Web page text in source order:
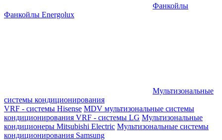
Фанкойлы
Фанкойлы Energolux
Мультизональные
системы кондиционирования
VRF - системы Hisense MDV мультизональные системы
кондиционирования VRF - системы LG Мультизональные
кондиционеры Mitsubishi Electric Мультизональные системы
кондиционирования Samsung